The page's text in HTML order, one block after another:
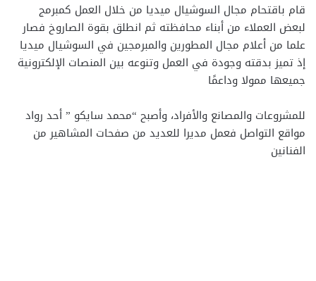
قام باقتحام مجال السوشيال ميديا من خلال العمل كمبرمج
لبعض العملاء من أبناء محافظته ثم انطلق بقوة الصاروخ فصار
علما من أعلام مجال المطورين والمبرمجين في السوشيال ميديا
إذ تميز بدقته وجودة في العمل وتنوعه بين المنصات الإلكترونية
جميعها ممولا وداعمًا
للمشروعات والمصانع والأفراد، وأصبح “محمد سايكو ” أحد رواد
مواقع التواصل فعمل مديرا للعديد من صفحات المشاهير من
الفنانين